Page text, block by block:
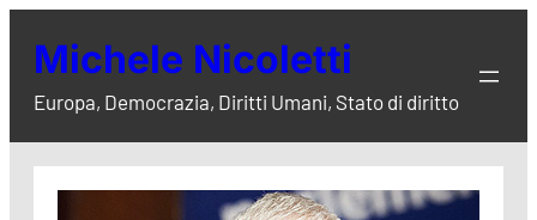
Michele Nicoletti
Europa, Democrazia, Diritti Umani, Stato di diritto